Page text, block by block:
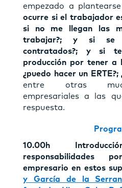
empezado a
ocurre si el trabajador
si no me llegan las
trabajar?; y si se
contratados?; y si
producción por tener a
¿puedo hacer un
entre otras
empresariales a las
respuesta.
10.00h
responsabilidades
empresario en estos
y García de la